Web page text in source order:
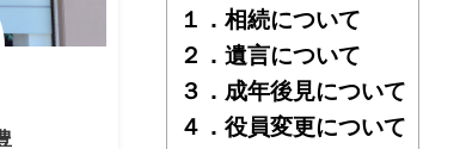
１．相続について
２．遺言について
３．成年後見について
４．役員変更について